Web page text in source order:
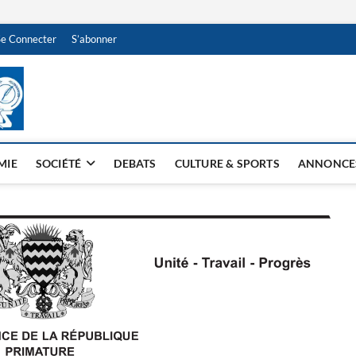
Connecter S’abonner
NDJAMENA HEBDO
SOCIÉTÉ DEBATS CULTURE & SPORTS